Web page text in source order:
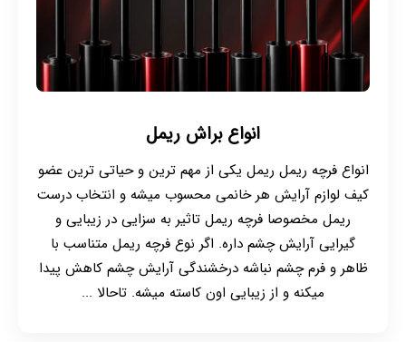
انواع براش ریمل
انواع فرچه ریمل ریمل یکی از مهم ترین و حیاتی ترین عضو
کیف لوازم آرایش هر خانمی محسوب میشه و انتخاب درست
ریمل مخصوصا فرچه ریمل تاثیر به سزایی در زیبایی و
گیرایی آرایش چشم داره. اگر نوع فرچه ریمل متناسب با
ظاهر و فرم چشم نباشه درخشندگی آرایش چشم کاهش پیدا
میکنه و از زیبایی اون کاسته میشه. تاحالا ...